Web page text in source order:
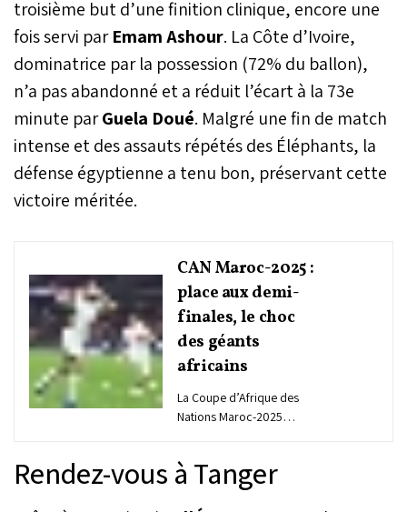
troisième but d’une finition clinique, encore une
fois servi parEmam Ashour. La Côte d’Ivoire,
dominatrice par la possession (72% du ballon),
n’a pas abandonné et a réduit l’écart à la 73e
minute parGuela Doué. Malgré une fin de match
intense et des assauts répétés des Éléphants, la
défense égyptienne a tenu bon, préservant cette
victoire méritée.
CAN Maroc-2025 :
place aux demi-
finales, le choc
des géants
africains
La Coupe d’Afrique des
Nations Maroc-2025
de finale disputés et riches
en intensité, le Sénégal,
Rendez-vous à Tanger